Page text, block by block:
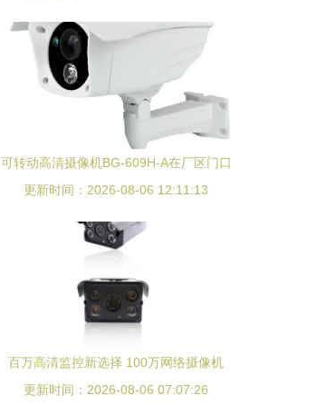
本行作细铺出反馈格式
可转动高清摄像机BG-609H-A在厂区门口
的应用 安装要点、价格趋势与优质厂家推
更新时间：2026-08-06 12:11:13
百万高清监控新选择 100万网络摄像机
720p低照度4灯阵深度解析
更新时间：2026-08-06 07:07:26